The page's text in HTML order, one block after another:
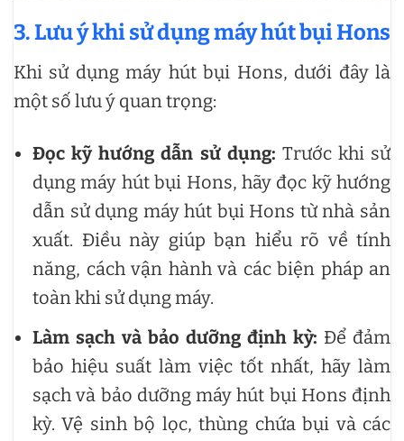
3. Lưu ý khi sử dụng máy hút bụi Hons
Khi sử dụng máy hút bụi Hons, dưới đây là
một số lưu ý quan trọng:
Đọc kỹ hướng dẫn sử dụng: Trước khi sử
dụng máy hút bụi Hons, hãy đọc kỹ hướng
dẫn sử dụng máy hút bụi Hons từ nhà sản
xuất. Điều này giúp bạn hiểu rõ về tính
năng, cách vận hành và các biện pháp an
toàn khi sử dụng máy.
Làm sạch và bảo dưỡng định kỳ: Để đảm
bảo hiệu suất làm việc tốt nhất, hãy làm
sạch và bảo dưỡng máy hút bụi Hons định
kỳ. Vệ sinh bộ lọc, thùng chứa bụi và các